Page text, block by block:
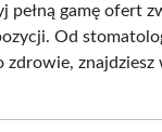
pełną gamę ofert
Od
zdrowie,